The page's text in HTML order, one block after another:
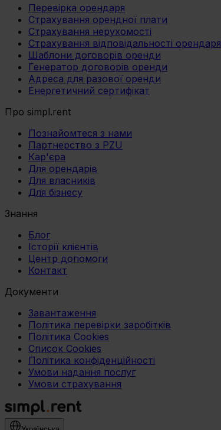
Перевірка орендаря
Страхування орендної плати
Страхування нерухомості
Страхування відповідальності орендаря
Шаблони договорів оренди
Генератор договорів оренди
Адреса для разової оренди
Енергетичний сертифікат
Про simpl.rent
Познайомтеся з нами
Партнерство з PZU
Кар'єра
Для орендарів
Для власників
Для бізнесу
Знання
Блог
Історії клієнтів
Центр допомоги
Контакт
Документи
Завантаження
Політика перевірки заробітків
Політика Cookies
Список Cookies
Політика конфіденційності
Умови надання послуг
Умови страхування